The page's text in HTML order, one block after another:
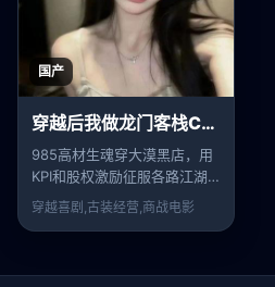
国产
穿越后我做龙门客栈CEO
985高材生魂穿大漠黑店，用
KPI和股权激励征服各路江湖
豪杰。
穿越喜剧,古装经营,商战电影